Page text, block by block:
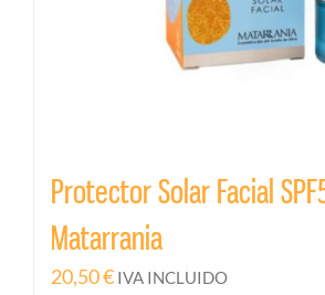
Protector Solar Facial
Matarrania
20,50€ IVA INCLUIDO